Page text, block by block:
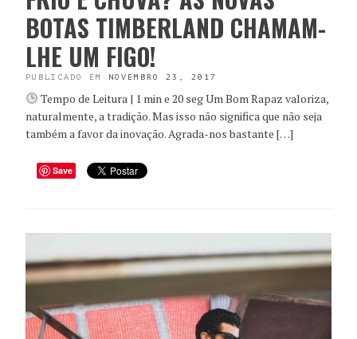
BOTAS TIMBERLAND CHAMAM-
LHE UM FIGO!
PUBLICADO EM NOVEMBRO 23, 2017
Tempo de Leitura | 1 min e 20 seg Um Bom Rapaz valoriza,
naturalmente, a tradição. Mas isso não significa que não seja
também a favor da inovação. Agrada-nos bastante […]
Save